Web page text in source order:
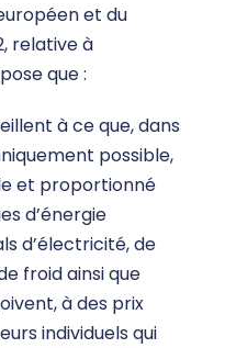
et du
relative à
que :
à ce que, dans
possible,
et proportionné
d’énergie
d’électricité, de
froid ainsi que
à des prix
individuels qui